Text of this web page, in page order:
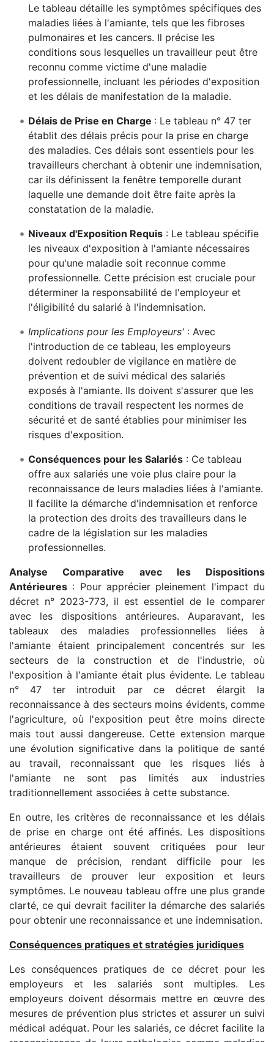
Le tableau détaille les symptômes spécifiques des
maladies liées à l'amiante, tels que les fibroses
pulmonaires et les cancers. Il précise les
conditions sous lesquelles un travailleur peut être
reconnu comme victime d'une maladie
professionnelle, incluant les périodes d'exposition
et les délais de manifestation de la maladie.
Délais de Prise en Charge : Le tableau n° 47 ter
établit des délais précis pour la prise en charge
des maladies. Ces délais sont essentiels pour les
travailleurs cherchant à obtenir une indemnisation,
car ils définissent la fenêtre temporelle durant
laquelle une demande doit être faite après la
constatation de la maladie.
Niveaux d'Exposition Requis: Le tableau spécifie
les niveaux d'exposition à l'amiante nécessaires
pour qu'une maladie soit reconnue comme
professionnelle. Cette précision est cruciale pour
déterminer la responsabilité de l'employeur et
l'éligibilité du salarié à l'indemnisation.
Implications pour les Employeurs': Avec
l'introduction de ce tableau, les employeurs
doivent redoubler de vigilance en matière de
prévention et de suivi médical des salariés
exposés à l'amiante. Ils doivent s'assurer que les
conditions de travail respectent les normes de
sécurité et de santé établies pour minimiser les
risques d'exposition.
Conséquences pour les Salariés: Ce tableau
offre aux salariés une voie plus claire pour la
reconnaissance de leurs maladies liées à l'amiante.
Il facilite la démarche d'indemnisation et renforce
la protection des droits des travailleurs dans le
cadre de la législation sur les maladies
professionnelles.
Analyse Comparative avec les Dispositions
Antérieures : Pour apprécier pleinement l'impact du
décret n° 2023-773, il est essentiel de le comparer
avec les dispositions antérieures. Auparavant, les
tableaux des maladies professionnelles liées à
l'amiante étaient principalement concentrés sur les
secteurs de la construction et de l'industrie, où
l'exposition à l'amiante était plus évidente. Le tableau
n° 47 ter introduit par ce décret élargit la
reconnaissance à des secteurs moins évidents, comme
l'agriculture, où l'exposition peut être moins directe
mais tout aussi dangereuse. Cette extension marque
une évolution significative dans la politique de santé
au travail, reconnaissant que les risques liés à
l'amiante ne sont pas limités aux industries
traditionnellement associées à cette substance.
En outre, les critères de reconnaissance et les délais
de prise en charge ont été affinés. Les dispositions
antérieures étaient souvent critiquées pour leur
manque de précision, rendant difficile pour les
travailleurs de prouver leur exposition et leurs
symptômes. Le nouveau tableau offre une plus grande
clarté, ce qui devrait faciliter la démarche des salariés
pour obtenir une reconnaissance et une indemnisation.
Conséquences pratiques et stratégies juridiques
Les conséquences pratiques de ce décret pour les
employeurs et les salariés sont multiples. Les
employeurs doivent désormais mettre en œuvre des
mesures de prévention plus strictes et assurer un suivi
médical adéquat. Pour les salariés, ce décret facilite la